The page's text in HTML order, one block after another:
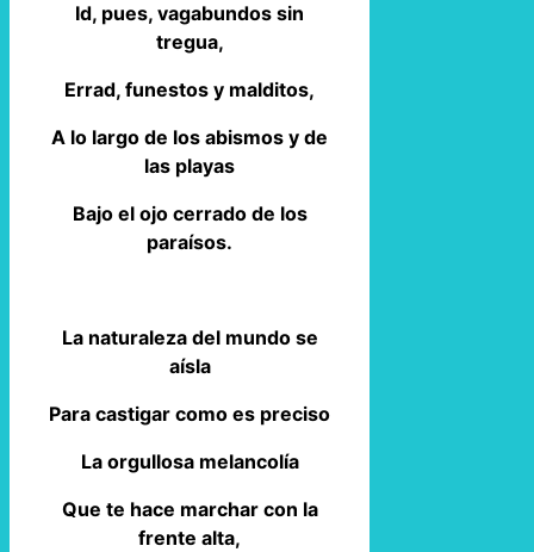
Id, pues, vagabundos sin
tregua,
Errad, funestos y malditos,
A lo largo de los abismos y de
las playas
Bajo el ojo cerrado de los
paraísos.
La naturaleza del mundo se
aísla
Para castigar como es preciso
La orgullosa melancolía
Que te hace marchar con la
frente alta,